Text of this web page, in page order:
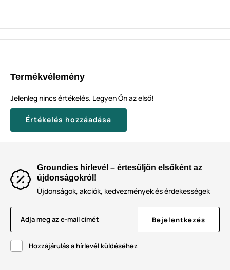
Termékvélemény
Jelenleg nincs értékelés. Legyen Ön az első!
Értékelés hozzáadása
Groundies hírlevél – értesüljön elsőként az
újdonságokról!
Újdonságok, akciók, kedvezmények és érdekességek
Adja meg az e-mail címét Bejelentkezés
Hozzájárulás a hírlevél küldéséhez